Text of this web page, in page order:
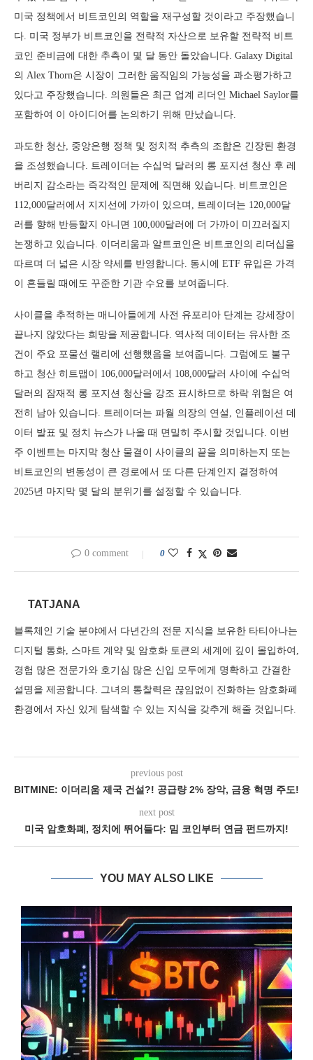
미국 정책에서 비트코인의 역할을 재구성할 것이라고 주장했습니
다. 미국 정부가 비트코인을 전략적 자산으로 보유할 전략적 비트
코인 준비금에 대한 추측이 몇 달 동안 돌았습니다. Galaxy Digital
의 Alex Thorn은 시장이 그러한 움직임의 가능성을 과소평가하고
있다고 주장했습니다. 의원들은 최근 업계 리더인 Michael Saylor를
포함하여 이 아이디어를 논의하기 위해 만났습니다.
과도한 청산, 중앙은행 정책 및 정치적 추측의 조합은 긴장된 환경
을 조성했습니다. 트레이더는 수십억 달러의 롱 포지션 청산 후 레
버리지 감소라는 즉각적인 문제에 직면해 있습니다. 비트코인은
112,000달러에서 지지선에 가까이 있으며, 트레이더는 120,000달
러를 향해 반등할지 아니면 100,000달러에 더 가까이 미끄러질지
논쟁하고 있습니다. 이더리움과 알트코인은 비트코인의 리더십을
따르며 더 넓은 시장 약세를 반영합니다. 동시에 ETF 유입은 가격
이 흔들릴 때에도 꾸준한 기관 수요를 보여줍니다.
사이클을 추적하는 매니아들에게 사전 유포리아 단계는 강세장이
끝나지 않았다는 희망을 제공합니다. 역사적 데이터는 유사한 조
건이 주요 포물선 랠리에 선행했음을 보여줍니다. 그럼에도 불구
하고 청산 히트맵이 106,000달러에서 108,000달러 사이에 수십억
달러의 잠재적 롱 포지션 청산을 강조 표시하므로 하락 위험은 여
전히 남아 있습니다. 트레이더는 파월 의장의 연설, 인플레이션 데
이터 발표 및 정치 뉴스가 나올 때 면밀히 주시할 것입니다. 이번
주 이벤트는 마지막 청산 물결이 사이클의 끝을 의미하는지 또는
비트코인의 변동성이 큰 경로에서 또 다른 단계인지 결정하여
2025년 마지막 몇 달의 분위기를 설정할 수 있습니다.
0 comment 0
TATJANA
블록체인 기술 분야에서 다년간의 전문 지식을 보유한 타티아나는
디지털 통화, 스마트 계약 및 암호화 토큰의 세계에 깊이 몰입하여,
경험 많은 전문가와 호기심 많은 신입 모두에게 명확하고 간결한
설명을 제공합니다. 그녀의 통찰력은 끊임없이 진화하는 암호화폐
환경에서 자신 있게 탐색할 수 있는 지식을 갖추게 해줄 것입니다.
previous post
BITMINE: 이더리움 제국 건설?! 공급량 2% 장악, 금융 혁명 주도!
next post
미국 암호화폐, 정치에 뛰어들다: 밈 코인부터 연금 펀드까지!
YOU MAY ALSO LIKE